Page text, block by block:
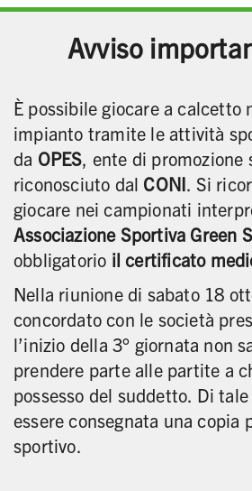
Avviso
È possibile giocare a calcetto
impianto tramite le attività
da OPES, ente di promozione
riconosciuto dal CONI. Si
giocare nei campionati
Associazione Sportiva Green
obbligatorio il certificato
Nella riunione di sabato 18
concordato con le società
l’inizio della 3° giornata non
prendere parte alle partite a
possesso del suddetto. Di
essere consegnata una copia
sportivo.